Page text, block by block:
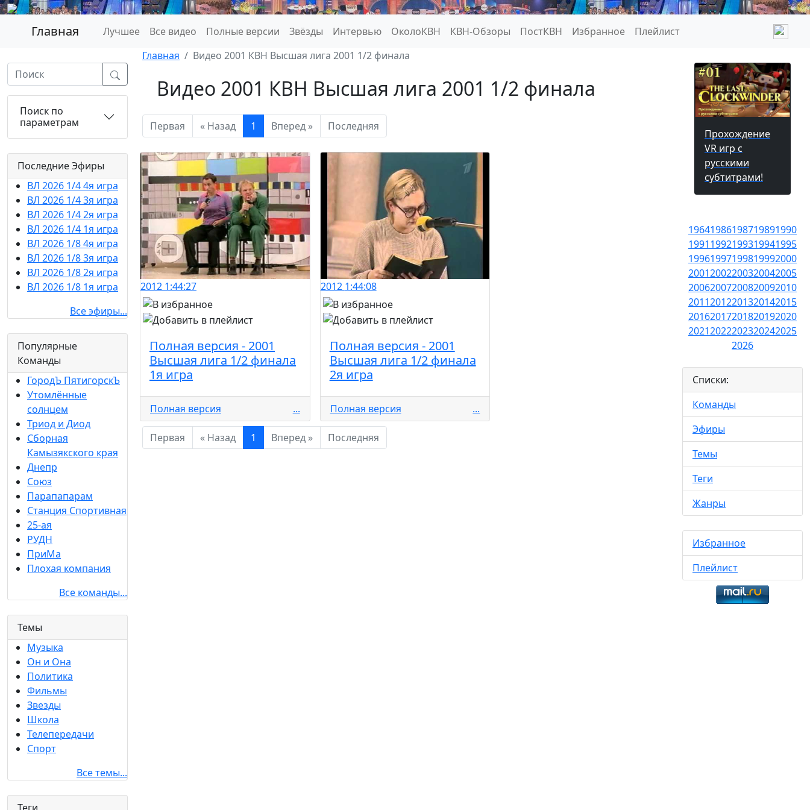
Главная Лучшее Все видео Полные версии Звёзды Интервью ОколоКВН КВН-Обзоры ПостКВН Избранное Плейлист
Поиск по
параметрам
Последние Эфиры
ВЛ 2026 1/4 4я игра
ВЛ 2026 1/4 3я игра
ВЛ 2026 1/4 2я игра
ВЛ 2026 1/4 1я игра
ВЛ 2026 1/8 4я игра
ВЛ 2026 1/8 3я игра
ВЛ 2026 1/8 2я игра
ВЛ 2026 1/8 1я игра
Все эфиры...
Популярные
Команды
ГородЪ ПятигорскЪ
Утомлённые
солнцем
Триод и Диод
Сборная
Камызякского края
Днепр
Союз
Парапапарам
Станция Спортивная
25-ая
РУДН
ПриМа
Плохая компания
Все команды...
Темы
Музыка
Он и Она
Политика
Фильмы
Звезды
Школа
Телепередачи
Спорт
Все темы...
Главная Видео 2001 КВН Высшая лига 2001 1/2 финала
Видео 2001 КВН Высшая лига 2001 1/2 финала
Первая « Назад 1 Вперед » Последняя
2012 1:44:27
Полная версия - 2001
Высшая лига 1/2 финала
1я игра
Полная версия ...
2012 1:44:08
Полная версия - 2001
Высшая лига 1/2 финала
2я игра
Полная версия ...
Первая « Назад 1 Вперед » Последняя
Прохождение
VR игр с
русскими
субтитрами!
19641986198719891990
19911992199319941995
19961997199819992000
20012002200320042005
20062007200820092010
20112012201320142015
20162017201820192020
20212022202320242025
2026
Списки:
Команды
Эфиры
Темы
Теги
Жанры
Избранное
Плейлист